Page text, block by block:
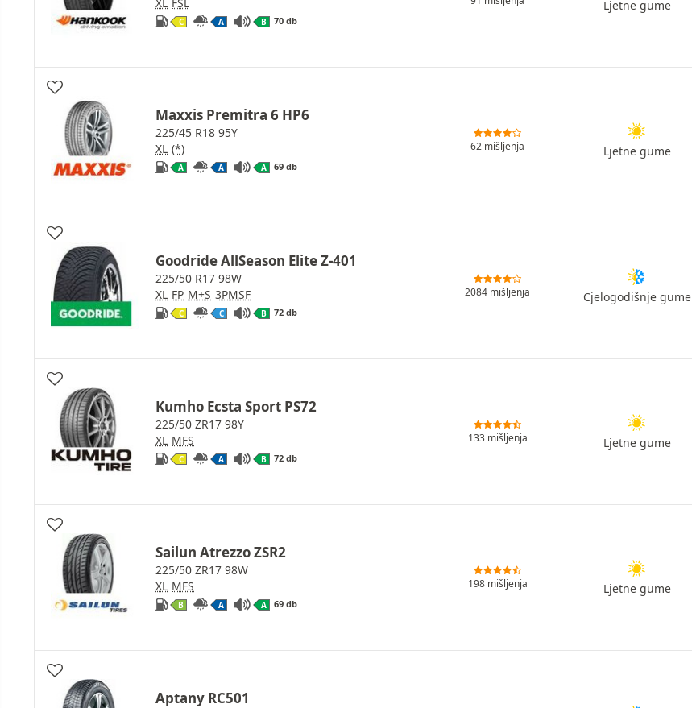
XL FSL
C A B 70 db
Ljetne gume
Maxxis Premitra 6 HP6
225/45 R18 95Y
XL (*)
A A A 69 db
62 mišljenja Ljetne gume
Goodride AllSeason Elite Z-401
225/50 R17 98W
XL FP M+S 3PMSF
C C B 72 db
2084 mišljenja Cjelogodišnje gume
Kumho Ecsta Sport PS72
225/50 ZR17 98Y
XL MFS
C A B 72 db
133 mišljenja Ljetne gume
Sailun Atrezzo ZSR2
225/50 ZR17 98W
XL MFS
B A A 69 db
198 mišljenja Ljetne gume
Aptany RC501